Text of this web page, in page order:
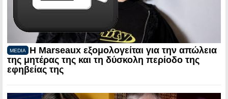
MEDIA
Η Marseaux εξομολογείται για την απώλεια
της μητέρας της και τη δύσκολη περίοδο της
εφηβείας της